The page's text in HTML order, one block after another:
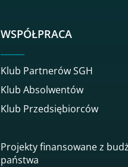
WSPÓŁPRACA
Klub Partnerów SGH
Klub Absolwentów
Klub Przedsiębiorców
Projekty finansowane z
państwa